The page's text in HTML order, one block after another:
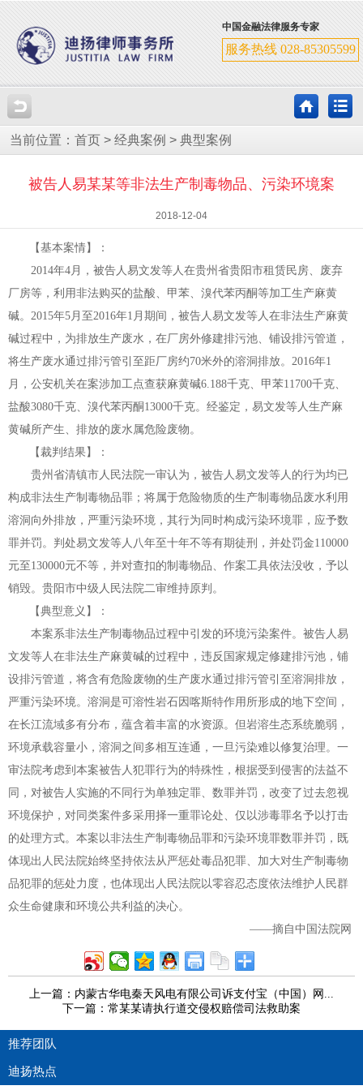
中国金融法律服务专家
服务热线 028-85305599
当前位置： 首页 > 经典案例 > 典型案例
被告人易某某等非法生产制毒物品、污染环境案
2018-12-04
【基本案情】：
2014年4月，被告人易文发等人在贵州省贵阳市租赁民房、废弃
厂房等，利用非法购买的盐酸、甲苯、溴代苯丙酮等加工生产麻黄
碱。2015年5月至2016年1月期间，被告人易文发等人在非法生产麻黄
碱过程中，为排放生产废水，在厂房外修建排污池、铺设排污管道，
将生产废水通过排污管引至距厂房约70米外的溶洞排放。2016年1
月，公安机关在案涉加工点查获麻黄碱6.188千克、甲苯11700千克、
盐酸3080千克、溴代苯丙酮13000千克。经鉴定，易文发等人生产麻
黄碱所产生、排放的废水属危险废物。
【裁判结果】：
贵州省清镇市人民法院一审认为，被告人易文发等人的行为均已
构成非法生产制毒物品罪；将属于危险物质的生产制毒物品废水利用
溶洞向外排放，严重污染环境，其行为同时构成污染环境罪，应予数
罪并罚。判处易文发等人八年至十年不等有期徒刑，并处罚金110000
元至130000元不等，并对查扣的制毒物品、作案工具依法没收，予以
销毁。贵阳市中级人民法院二审维持原判。
【典型意义】：
本案系非法生产制毒物品过程中引发的环境污染案件。被告人易
文发等人在非法生产麻黄碱的过程中，违反国家规定修建排污池，铺
设排污管道，将含有危险废物的生产废水通过排污管引至溶洞排放，
严重污染环境。溶洞是可溶性岩石因喀斯特作用所形成的地下空间，
在长江流域多有分布，蕴含着丰富的水资源。但岩溶生态系统脆弱，
环境承载容量小，溶洞之间多相互连通，一旦污染难以修复治理。一
审法院考虑到本案被告人犯罪行为的特殊性，根据受到侵害的法益不
同，对被告人实施的不同行为单独定罪、数罪并罚，改变了过去忽视
环境保护，对同类案件多采用择一重罪论处、仅以涉毒罪名予以打击
的处理方式。本案以非法生产制毒物品罪和污染环境罪数罪并罚，既
体现出人民法院始终坚持依法从严惩处毒品犯罪、加大对生产制毒物
品犯罪的惩处力度，也体现出人民法院以零容忍态度依法维护人民群
众生命健康和环境公共利益的决心。
——摘自中国法院网
上一篇：内蒙古华电秦天风电有限公司诉支付宝（中国）网...
下一篇：常某某请执行道交侵权赔偿司法救助案
推荐团队
迪扬热点